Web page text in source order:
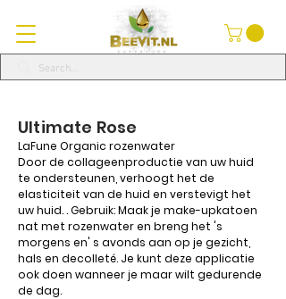
LaFune Organic rozenwater
Door de collageenproductie van uw huid
te ondersteunen, verhoogt het de
elasticiteit van de huid en verstevigt het
uw huid. . Gebruik: Maak je make-upkatoen
nat met rozenwater en breng het 's
morgens en' s avonds aan op je gezicht,
hals en decolleté. Je kunt deze applicatie
ook doen wanneer je maar wilt gedurende
de dag.
Ultimate Rose